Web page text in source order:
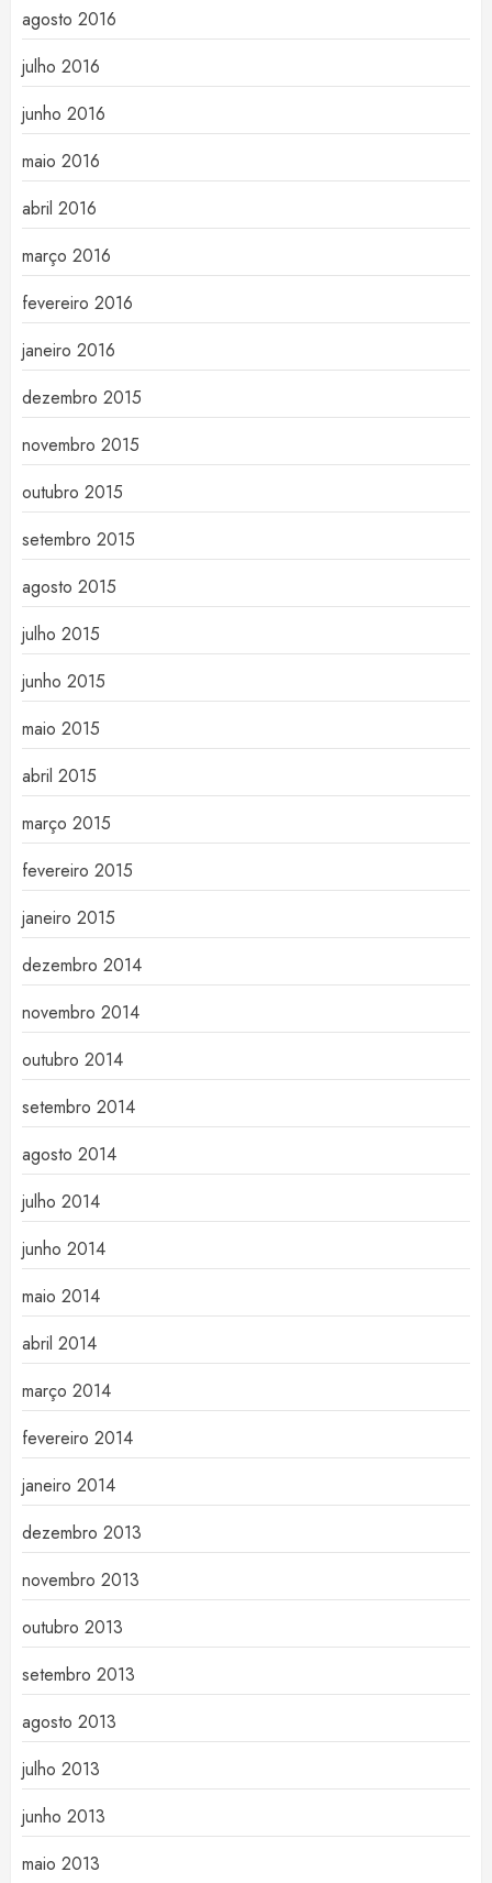
agosto 2016
julho 2016
junho 2016
maio 2016
abril 2016
março 2016
fevereiro 2016
janeiro 2016
dezembro 2015
novembro 2015
outubro 2015
setembro 2015
agosto 2015
julho 2015
junho 2015
maio 2015
abril 2015
março 2015
fevereiro 2015
janeiro 2015
dezembro 2014
novembro 2014
outubro 2014
setembro 2014
agosto 2014
julho 2014
junho 2014
maio 2014
abril 2014
março 2014
fevereiro 2014
janeiro 2014
dezembro 2013
novembro 2013
outubro 2013
setembro 2013
agosto 2013
julho 2013
junho 2013
maio 2013